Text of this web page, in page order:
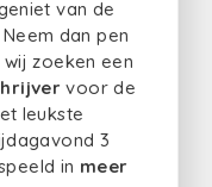
van de
dan pen
zoeken een
voor de
leukste
3
in meer